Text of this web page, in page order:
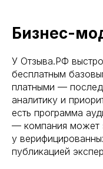
Бизнес-
У Отзыва.РФ
бесплатным
платными —
аналитику и
есть программа
— компания может
у
публикацией